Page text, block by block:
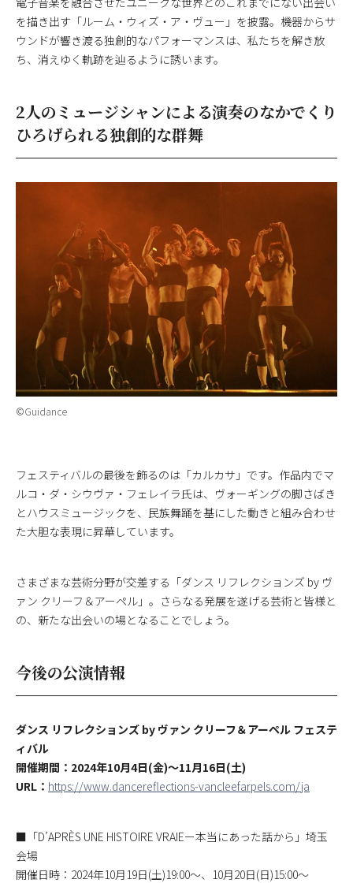
を描き出す「ルーム・ウィズ・ア・ヴュー」を披露。機器からサ
ウンドが響き渡る独創的なパフォーマンスは、私たちを解き放
ち、消えゆく軌跡を辿るように誘います。
2人のミュージシャンによる演奏のなかでくり
ひろげられる独創的な群舞
©Guidance
フェスティバルの最後を飾るのは「カルカサ」です。作品内でマ
ルコ・ダ・シウヴァ・フェレイラ氏は、ヴォーギングの脚さばき
とハウスミュージックを、民族舞踊を基にした動きと組み合わせ
た大胆な表現に昇華しています。
さまざまな芸術分野が交差する「ダンス リフレクションズ by ヴ
ァン クリーフ＆アーペル」。さらなる発展を遂げる芸術と皆様と
の、新たな出会いの場となることでしょう。
今後の公演情報
ダンス リフレクションズ by ヴァン クリーフ＆アーペル フェステ
ィバル
開催期間：2024年10月4日(金)〜11月16日(土)
URL： https://www.dancereflections-vancleefarpels.com/ja
■「D’APRÈS UNE HISTOIRE VRAIEー本当にあった話から」埼玉
会場
開催日時：2024年10月19日(土)19:00〜、10月20日(日)15:00〜